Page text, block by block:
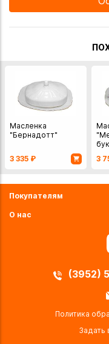
Масленка
"Бернадотт"
3 335 ₽ 3
Покупателям
О нас
(3952)
Политика
Задать